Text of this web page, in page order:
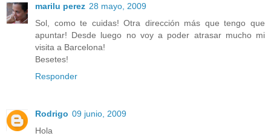
marilu perez 28 mayo, 2009
Sol, como te cuidas! Otra dirección más que tengo que
apuntar! Desde luego no voy a poder atrasar mucho mi
visita a Barcelona!
Besetes!
Responder
Rodrigo 09 junio, 2009
Hola